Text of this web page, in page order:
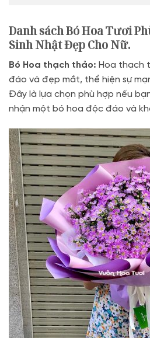
Danh sách Bó Hoa Tươi
Sinh Nhật Đẹp Cho Nữ.
Bó Hoa thạch thảo: Hoa thạch
đáo và đẹp mắt, thể hiện sự
Đây là lựa chọn phù hợp nếu
nhận một bó hoa độc đáo và